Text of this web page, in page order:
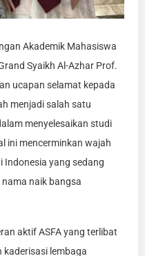
Akademik Mahasiswa
Syaikh Al-Azhar Prof.
ucapan selamat kepada
menjadi salah satu
menyelesaikan studi
ini mencerminkan wajah
yang sedang
naik bangsa
aktif ASFA yang terlibat
kaderisasi lembaga